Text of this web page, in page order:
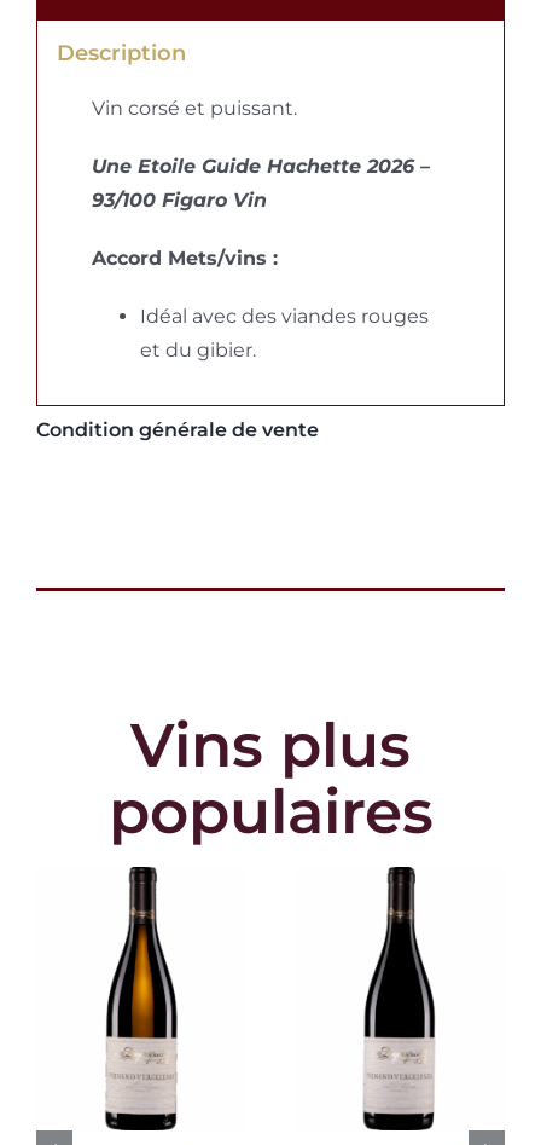
Description
Vin corsé et puissant.
Une Etoile Guide Hachette 2026 –
93/100 Figaro Vin
Accord Mets/vins :
Idéal avec des viandes rouges
et du gibier.
Condition générale de vente
Vins plus
populaires